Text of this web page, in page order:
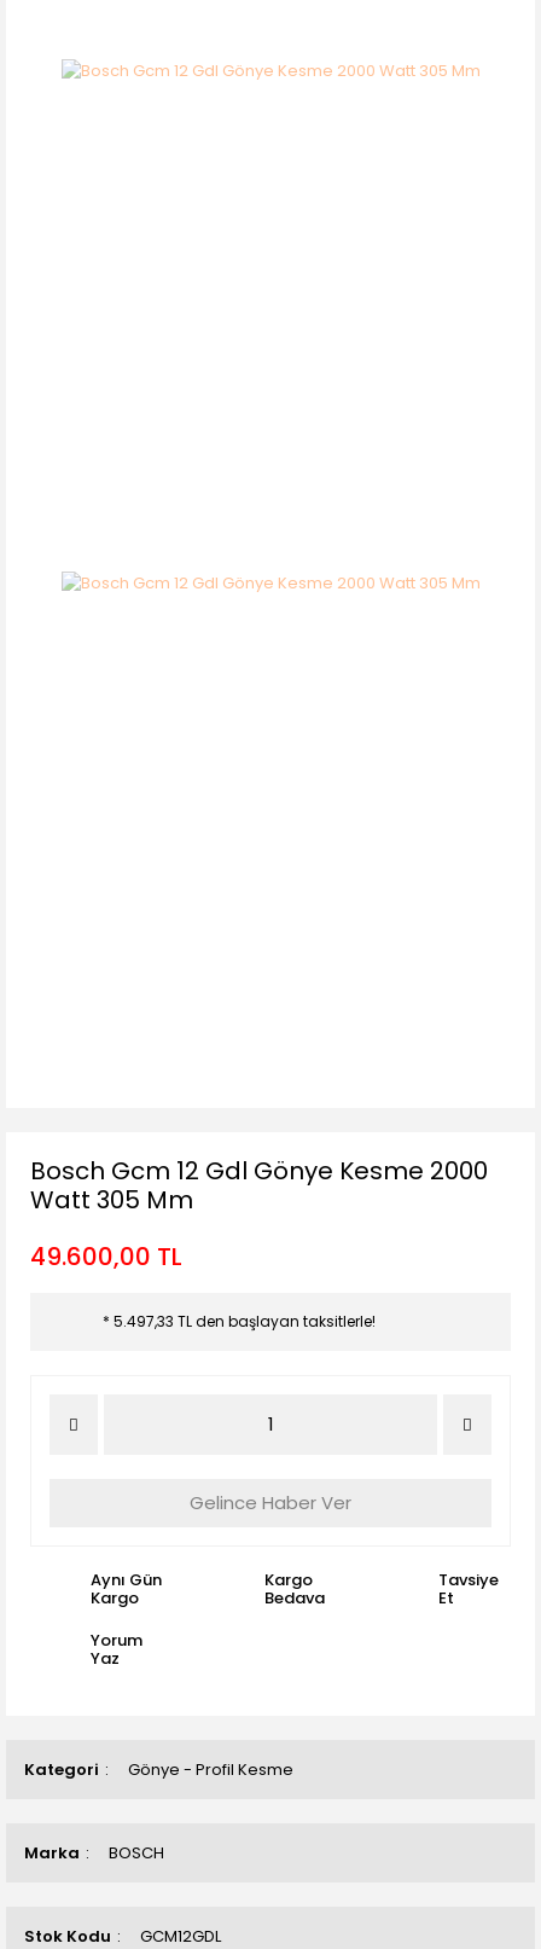
Kategori Gönye - Profil Kesme
Marka BOSCH
Stok Kodu GCM12GDL
Bosch Gcm 12 Gdl Gönye Kesme 2000
Watt 305 Mm
49.600,00 TL
* 5.497,33 TL den başlayan taksitlerle!
Gelince Haber Ver
Aynı Gün
Kargo
Kargo
Bedava
Tavsiye
Et
Yorum
Yaz